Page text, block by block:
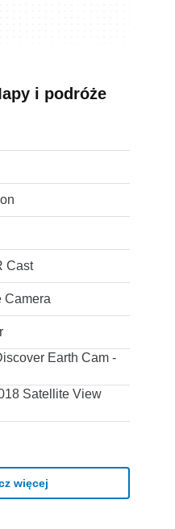
i podróże
Cast
Camera
Earth Cam -
Satellite View
więcej